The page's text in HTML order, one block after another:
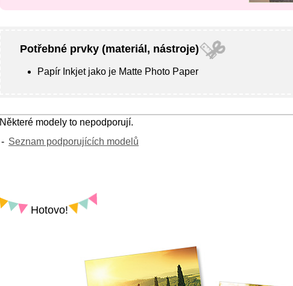
Potřebné prvky (materiál, nástroje)
Papír Inkjet jako je Matte Photo Paper
Některé modely to nepodporují.
Seznam podporujících modelů
Hotovo!